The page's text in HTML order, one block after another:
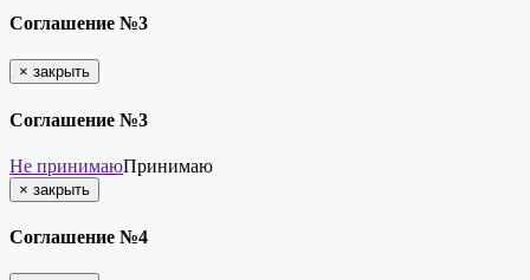
Соглашение №3
× закрыть
Соглашение №3
Не принимаюПринимаю
× закрыть
Соглашение №4